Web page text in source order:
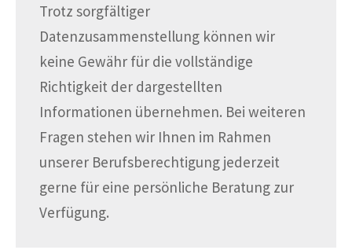
Trotz sorgfältiger
Datenzusammenstellung können wir
keine Gewähr für die vollständige
Richtigkeit der dargestellten
Informationen übernehmen. Bei weiteren
Fragen stehen wir Ihnen im Rahmen
unserer Berufsberechtigung jederzeit
gerne für eine persönliche Beratung zur
Verfügung.